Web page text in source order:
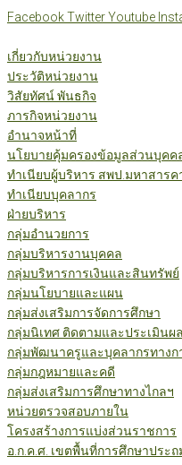
Skip
content
FacebookTwitterYoutube
เกี่ยวกับหน่วยงาน
ประวัติหน่วยงาน
วิสัยทัศน์ พันธกิจ
ภารกิจหน่วยงาน
อำนาจหน้าที่
นโยบายคุ้มครองข้อมูลส่วนบุคค
ทำเนียบผู้บริหาร สพป.มหาสารค
ทำเนียบบุคลากร
ฝ่ายบริหาร
กลุ่มอำนวยการ
กลุ่มบริหารงานบุคคล
กลุ่มบริหารการเงินและสินทรัพย์
กลุ่มนโยบายและแผน
กลุ่มส่งเสริมการจัดการศึกษา
กลุ่มนิเทศ ติดตามและประเมินผ
กลุ่มพัฒนาครูและบุคลากรทางก
กลุ่มกฎหมายและคดี
กลุ่มส่งเสริมการศึกษาทางไกลฯ
หน่วยตรวจสอบภายใน
โครงสร้างการแบ่งส่วนราชการ
อ.ก.ค.ศ. เขตพื้นที่การศึกษาประถ